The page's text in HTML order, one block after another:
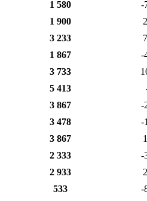
1 580 -
1 900
3 233
1 867 -
3 733
5 413
3 867 -
3 478 -
3 867
2 333 -
2 933
533 -